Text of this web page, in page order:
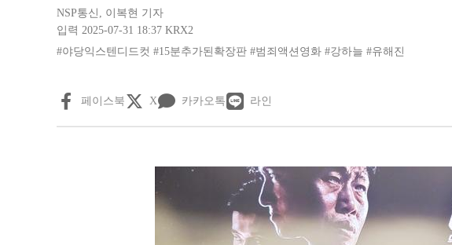
NSP통신 , 이복현 기자
입력 2025-07-31 18:37 KRX2
#야당익스텐디드컷 #15분추가된확장판 #범죄액션영화 #강하늘 #유해진
페이스북 X 카카오톡 라인